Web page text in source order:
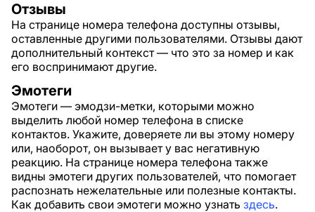
Отзывы
На странице номера телефона доступны отзывы,
оставленные другими пользователями. Отзывы дают
дополнительный контекст — что это за номер и как
его воспринимают другие.
Эмотеги
Эмотеги — эмодзи-метки, которыми можно
выделить любой номер телефона в списке
контактов. Укажите, доверяете ли вы этому номеру
или, наоборот, он вызывает у вас негативную
реакцию. На странице номера телефона также
видны эмотеги других пользователей, что помогает
распознать нежелательные или полезные контакты.
Как добавить свои эмотеги можно узнать здесь.